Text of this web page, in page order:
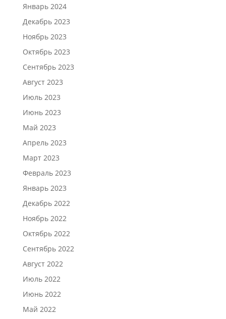
Январь 2024
Декабрь 2023
Ноябрь 2023
Октябрь 2023
Сентябрь 2023
Август 2023
Июль 2023
Июнь 2023
Май 2023
Апрель 2023
Март 2023
Февраль 2023
Январь 2023
Декабрь 2022
Ноябрь 2022
Октябрь 2022
Сентябрь 2022
Август 2022
Июль 2022
Июнь 2022
Май 2022